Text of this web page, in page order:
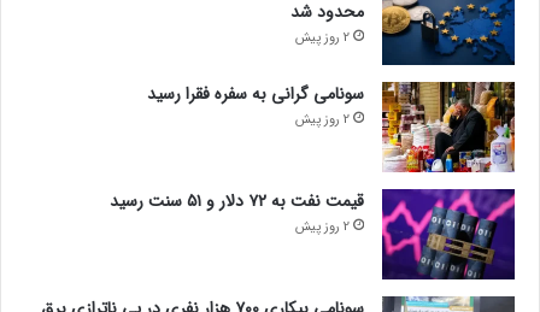
محدود شد
2 روز پیش
سونامی گرانی به سفره فقرا رسید
2 روز پیش
قیمت نفت به ۷۲ دلار و ۵۱ سنت رسید
2 روز پیش